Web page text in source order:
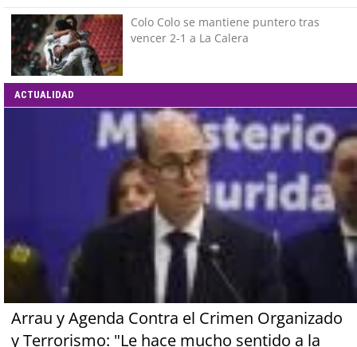
Colo Colo se mantiene puntero tras
vencer 2-1 a La Calera
ACTUALIDAD
Arrau y Agenda Contra el Crimen Organizado
y Terrorismo: "Le hace mucho sentido a la